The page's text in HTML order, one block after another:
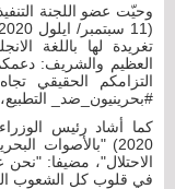
وحيّت عضو اللجنة
تغريدة لها باللغة
العظيم والشريف:
التزامكم الحقيقي
#بحرينيون_ضد_
2020) "بالأصوات
الاحتلال"، مضيفا:
في قلوب كل الشعوب